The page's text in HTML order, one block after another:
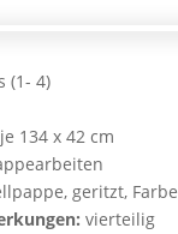
(1- 4)
je 134 x 42 cm
geritzt, Farbe
vierteilig